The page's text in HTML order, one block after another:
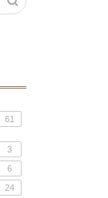
61
3
6
24